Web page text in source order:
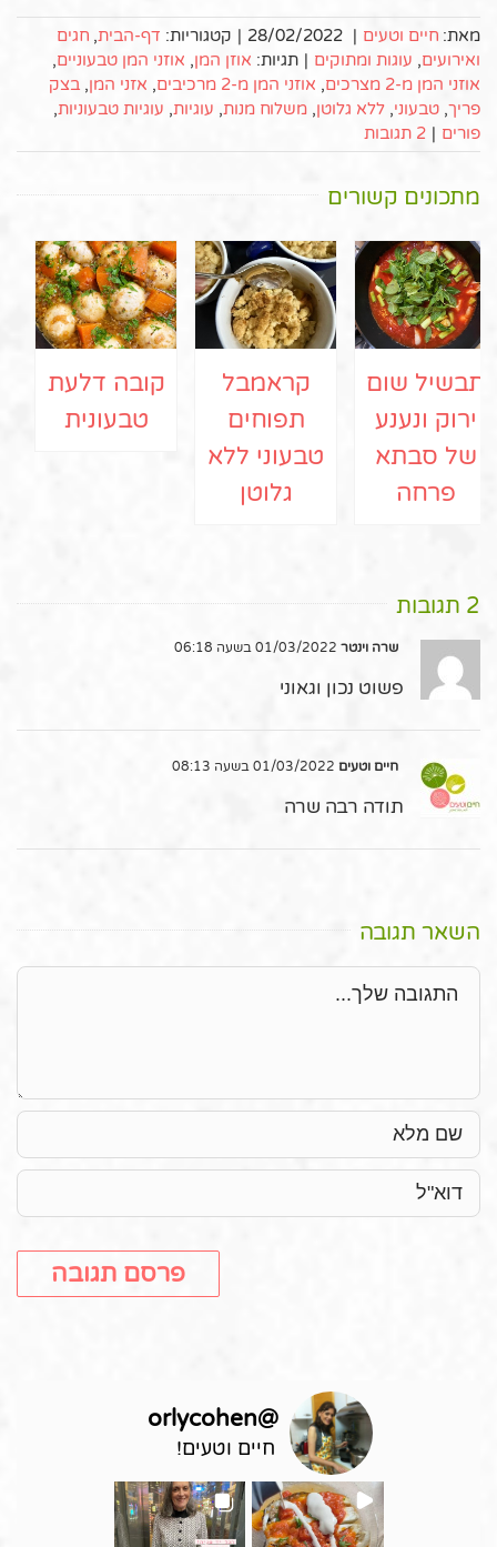
מאת: חיים וטעים |
28/02/2022
| קטגוריות: דף-הבית, חגים
ואירועים, עוגות ומתוקים | תגיות: אוזן המן, אוזני המן טבעוניים,
אוזני המן מ-2 מצרכים
, אוזני המן מ-2 מרכיבים , אזני המן, בצק
פריך, טבעוני, ללא גלוטן, משלוח מנות, עוגיות, עוגיות טבעוניות,
פורים | 2 תגובות
מתכונים קשורים
קובה דלעת
טבעונית
קראמבל
תפוחים
טבעוני ללא
גלוטן
תבשיל שום
ירוק ונענע
של סבתא
פרחה
2 תגובות
שרה וינטר
פשוט נכון וגאוני
חיים וטעים
תודה רבה שרה
השאר תגובה
תגובה
@
orlycohen
חיים וטעים!